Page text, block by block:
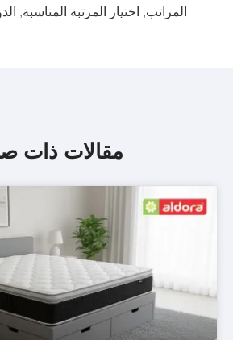
المراتب, اختيار المرتبة المناسبة,
مقالات ذات